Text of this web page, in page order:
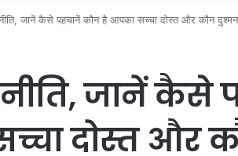
जानें कैसे पहचानें कौन है आपका सच्चा दोस्त और कौन
जानें कैसे
दोस्त और